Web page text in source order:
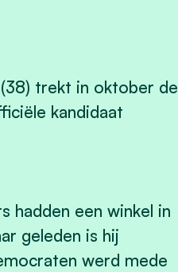
trekt in oktober de
kandidaat
hadden een winkel in
geleden is hij
werd mede